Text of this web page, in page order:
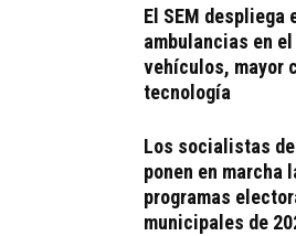
El SEM despliega
ambulancias en
vehículos, mayor
tecnología
Los socialistas
ponen en marcha
programas
municipales de